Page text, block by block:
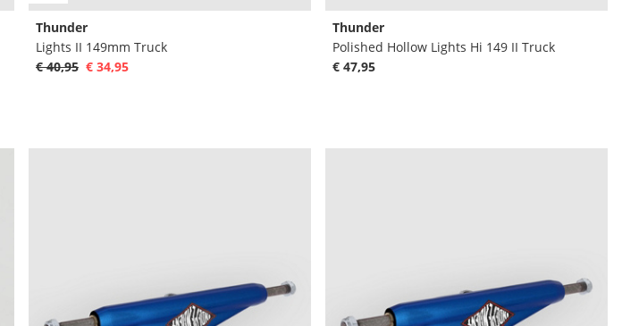
Thunder
Lights II 149mm Truck
€ 40,95 € 34,95
Thunder
Polished Hollow Lights Hi 149 II Truck
€ 47,95